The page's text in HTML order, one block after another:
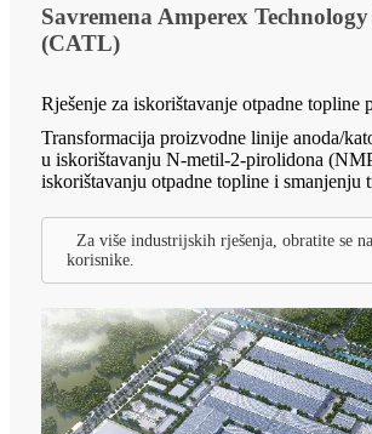
Savremena Amperex
(CATL)
Rješenje za iskorištavanje otpadne topline
Transformacija proizvodne linije anoda/
u iskorištavanju N-metil-2-pirolidona
iskorištavanju otpadne topline i smanjenju
Za više industrijskih rješenja, obratite se
korisnike.